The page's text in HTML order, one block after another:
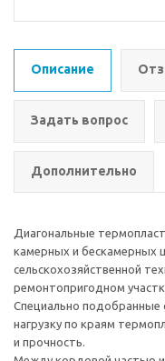
Описание
Задать вопрос
Дополнительно
Диагональные
камерных и бескамерных
сельскохозяйственной
ремонтопригодном
Специально подобранные
нагрузку по краям
и прочность.